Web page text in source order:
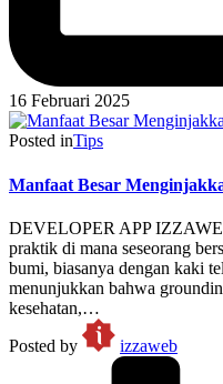
16 Februari 2025
Posted inTips
Manfaat Besar
DEVELOPER APP
praktik di mana seseorang
bumi, biasanya dengan kaki
menunjukkan bahwa
kesehatan,…
Posted by
izzaweb